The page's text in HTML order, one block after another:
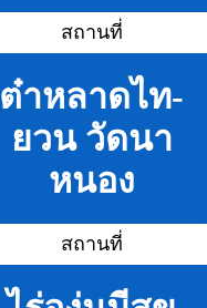
สถานที่
ต๋าหลาดไท-
ยวน วัดนา
หนอง
สถานที่